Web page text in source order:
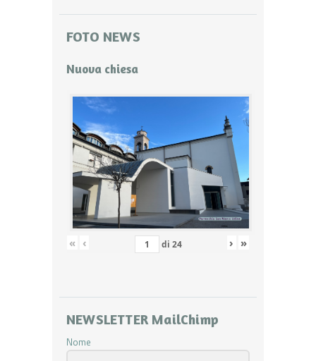
FOTO NEWS
Nuova chiesa
« ‹ di 24 › »
NEWSLETTER MailChimp
Nome